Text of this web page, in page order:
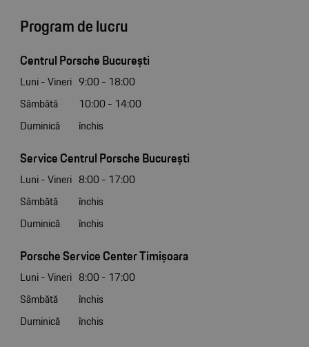
Program de lucru
Centrul Porsche București
Luni - Vineri 9:00 - 18:00
Sâmbătă
10:00 - 14:00
Duminică
închis
Service Centrul Porsche București
Luni - Vineri 8:00 - 17:00
Sâmbătă
închis
Duminică
închis
Porsche Service Center Timișoara
Luni - Vineri 8:00 - 17:00
Sâmbătă
închis
Duminică
închis